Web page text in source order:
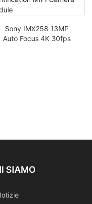
Sony IMX258 13MP
Auto Focus 4K 30fps
SIAMO